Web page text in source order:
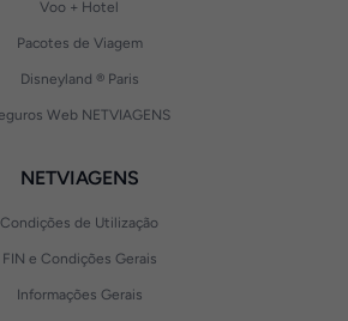
Voo + Hotel
Pacotes de Viagem
Disneyland ® Paris
Web NETVIAGENS
NETVIAGENS
Condições de Utilização
FIN e Condições Gerais
Informações Gerais